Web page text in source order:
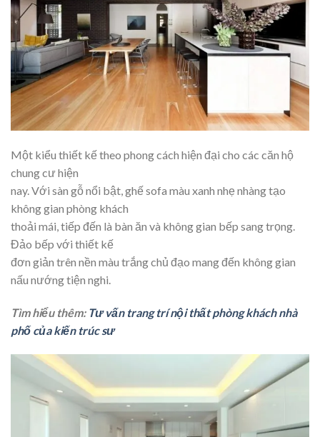
Một kiểu thiết kế theo phong cách hiện đại cho các căn hộ
chung cư hiện
nay. Với sàn gỗ nổi bật, ghế sofa màu xanh nhẹ nhàng tạo
không gian phòng khách
thoải mái, tiếp đến là bàn ăn và không gian bếp sang trọng.
Đảo bếp với thiết kế
đơn giản trên nền màu trắng chủ đạo mang đến không gian
nấu nướng tiện nghi.
Tìm hiểu thêm: Tư vấn trang trí nội thất phòng khách nhà
phố của kiến trúc sư